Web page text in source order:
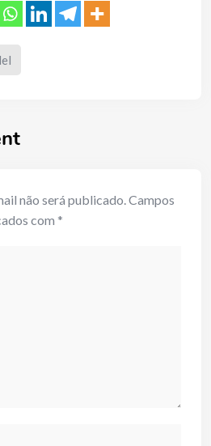
não será publicado.Campos
com *